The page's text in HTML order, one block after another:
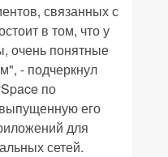
связанных с
в том, что у
очень понятные
- подчеркнул
по
его
для
сетей.